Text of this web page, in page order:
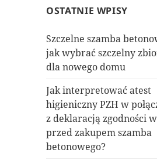
OSTATNIE WPISY
Szczelne szamba
jak wybrać szczelny
dla nowego domu
Jak interpretować atest
higieniczny PZH w
z deklaracją zgodności
przed zakupem szamba
betonowego?